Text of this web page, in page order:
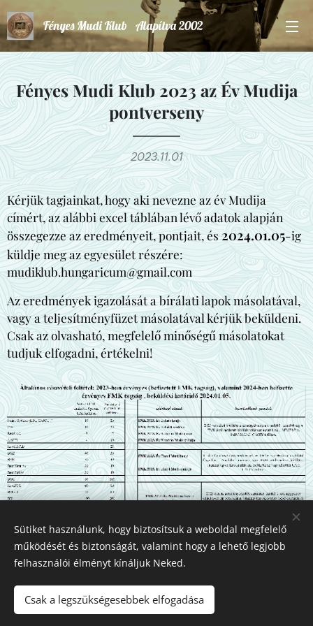
Fényes Mudi Klub Alapítva 2002
Fényes Mudi Klub 2023 az Év Mudija
pontverseny
2023.11.01
Kérjük tagjainkat, hogy aki nevezne az év Mudija
címért, az alábbi excel táblában lévő adatok alapján
összegezze az eredményeit, pontjait, és2024.01.05-ig
küldje meg az egyesület részére:
mudiklub.hungaricum@gmail.com
Az eredmények igazolását a bírálati lapok másolatával,
vagy a teljesítményfüzet másolatával kérjük beküldeni.
Csak az olvasható, megfelelő minőségű másolatokat
tudjuk elfogadni, értékelni!
Sütiket használunk, hogy biztosítsuk a weboldal megfelelő
működését és biztonságát, valamint hogy a lehető legjobb
felhasználói élményt kínáljuk Neked.
Csak a legszükségesebbek elfogadása